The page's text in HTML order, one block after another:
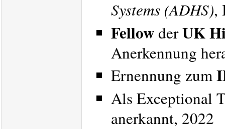
Systems (ADHS),
FellowderUK
Anerkennung
Ernennung zum
Als Exceptional
anerkannt, 2022